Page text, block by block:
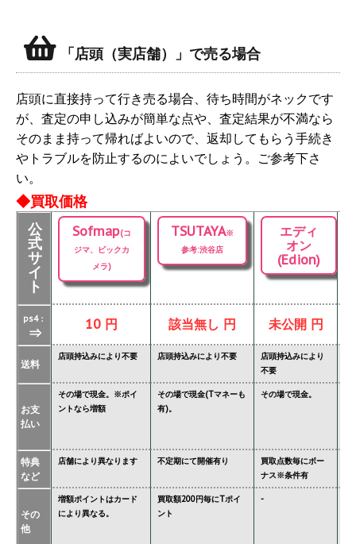
「店頭（実店舗）」で売る場合
店頭に直接持って行き売る場合、待ち時間がネックです
が、査定の申し込みが簡単な点や、査定結果が不満なら
そのまま持って帰ればよいので、返却してもらう手続き
やトラブルを防止するのによいでしょう。ご参考下さ
い。
◆買取価格
公
式
サ
イ
ト
Sofmap(コ
ジマ、ビックカ
メラ)
TSUTAYA※
参考:渋谷店
エディ
オン
(Edion)
ps4：
⇒ 10 円 該当無し 円 未公開 円
送料
店頭持込みにより不要 店頭持込みにより不要
店頭持込みにより
不要
お支
払い
その場で現金。※ポイ
ントなら増額
その場で現金(Tマネーも
有)。
その場で現金。
特典
など
店舗により異なります 不定期にて開催有り
買取点数毎にボー
ナス※条件有
その
他
増額ポイントはカード
により異なる。
買取額200円毎にTポイ
ント
-